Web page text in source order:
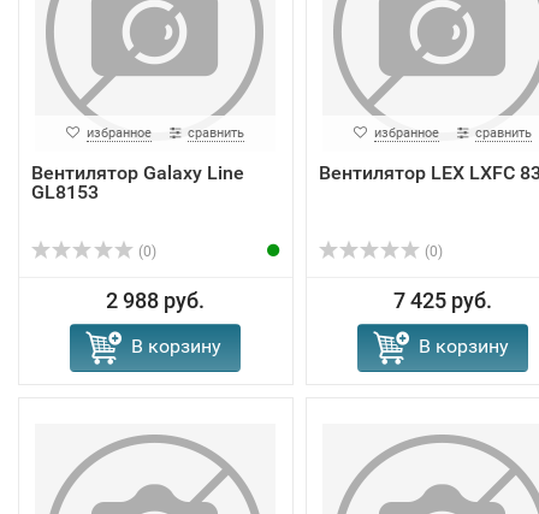
избранное сравнить
Вентилятор Galaxy Line
GL8153
(0)
2 988 руб.
В корзину
избранное сравнить
Вентилятор LEX LXFC
(0)
7 425 руб.
В корзину